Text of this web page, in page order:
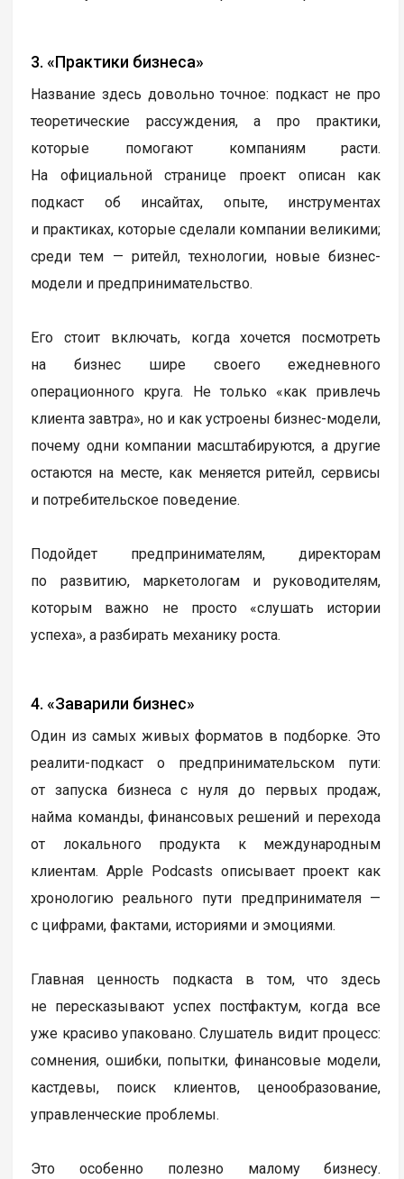
3. «Практики бизнеса»
Название здесь довольно точное: подкаст не про
теоретические рассуждения, а про практики,
которые помогают компаниям расти.
На официальной странице проект описан как
подкаст об инсайтах, опыте, инструментах
и практиках, которые сделали компании великими;
среди тем — ритейл, технологии, новые бизнес-
модели и предпринимательство.
Его стоит включать, когда хочется посмотреть
на бизнес шире своего ежедневного
операционного круга. Не только «как привлечь
клиента завтра», но и как устроены бизнес-модели,
почему одни компании масштабируются, а другие
остаются на месте, как меняется ритейл, сервисы
и потребительское поведение.
Подойдет предпринимателям, директорам
по развитию, маркетологам и руководителям,
которым важно не просто «слушать истории
успеха», а разбирать механику роста.
4. «Заварили бизнес»
Один из самых живых форматов в подборке. Это
реалити-подкаст о предпринимательском пути:
от запуска бизнеса с нуля до первых продаж,
найма команды, финансовых решений и перехода
от локального продукта к международным
клиентам. Apple Podcasts описывает проект как
хронологию реального пути предпринимателя —
с цифрами, фактами, историями и эмоциями.
Главная ценность подкаста в том, что здесь
не пересказывают успех постфактум, когда все
уже красиво упаковано. Слушатель видит процесс:
сомнения, ошибки, попытки, финансовые модели,
кастдевы, поиск клиентов, ценообразование,
управленческие проблемы.
Это особенно полезно малому бизнесу.